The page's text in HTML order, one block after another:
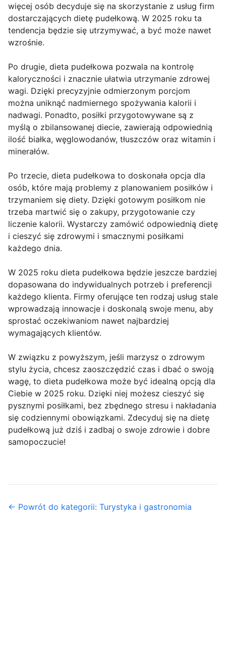
więcej osób decyduje się na skorzystanie z usług firm
dostarczających dietę pudełkową. W 2025 roku ta
tendencja będzie się utrzymywać, a być może nawet
wzrośnie.
Po drugie, dieta pudełkowa pozwala na kontrolę
kaloryczności i znacznie ułatwia utrzymanie zdrowej
wagi. Dzięki precyzyjnie odmierzonym porcjom
można uniknąć nadmiernego spożywania kalorii i
nadwagi. Ponadto, posiłki przygotowywane są z
myślą o zbilansowanej diecie, zawierają odpowiednią
ilość białka, węglowodanów, tłuszczów oraz witamin i
minerałów.
Po trzecie, dieta pudełkowa to doskonała opcja dla
osób, które mają problemy z planowaniem posiłków i
trzymaniem się diety. Dzięki gotowym posiłkom nie
trzeba martwić się o zakupy, przygotowanie czy
liczenie kalorii. Wystarczy zamówić odpowiednią dietę
i cieszyć się zdrowymi i smacznymi posiłkami
każdego dnia.
W 2025 roku dieta pudełkowa będzie jeszcze bardziej
dopasowana do indywidualnych potrzeb i preferencji
każdego klienta. Firmy oferujące ten rodzaj usług stale
wprowadzają innowacje i doskonalą swoje menu, aby
sprostać oczekiwaniom nawet najbardziej
wymagających klientów.
W związku z powyższym, jeśli marzysz o zdrowym
stylu życia, chcesz zaoszczędzić czas i dbać o swoją
wagę, to dieta pudełkowa może być idealną opcją dla
Ciebie w 2025 roku. Dzięki niej możesz cieszyć się
pysznymi posiłkami, bez zbędnego stresu i nakładania
się codziennymi obowiązkami. Zdecyduj się na dietę
pudełkową już dziś i zadbaj o swoje zdrowie i dobre
samopoczucie!
← Powrót do kategorii: Turystyka i gastronomia